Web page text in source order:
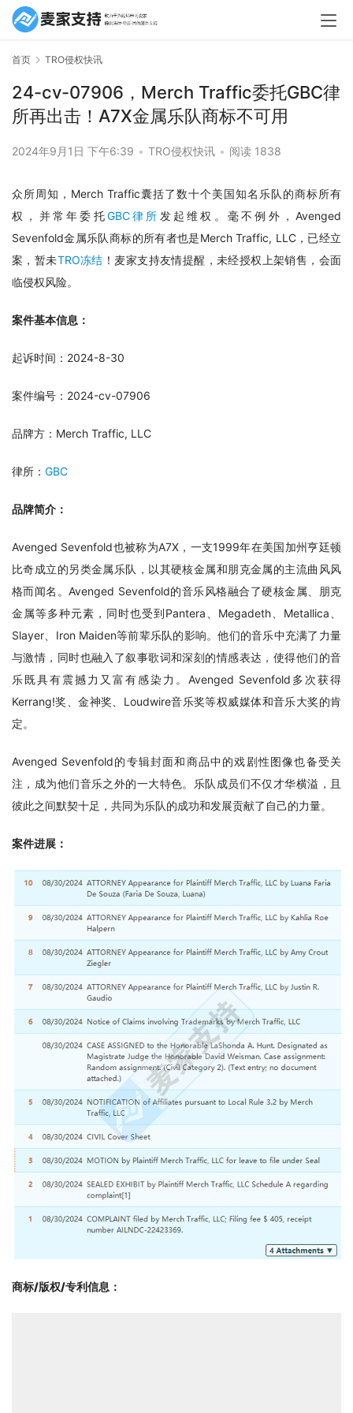
首页 TRO侵权快讯
24-cv-07906，Merch Traffic委托GBC律
所再出击！A7X金属乐队商标不可用
2024年9月1日 下午6:39 • TRO侵权快讯 • 阅读 1838
众所周知，Merch Traffic囊括了数十个美国知名乐队的商标所有
权，并常年委托GBC律所 发起维权。毫不例外，Avenged
Sevenfold金属乐队商标的所有者也是Merch Traffic, LLC，已经立
案，暂未TRO冻结 ！麦家支持友情提醒，未经授权上架销售，会面
临侵权风险。
案件基本信息：
起诉时间：2024-8-30
案件编号：2024-cv-07906
品牌方：Merch Traffic, LLC
律所： GBC
品牌简介：
Avenged Sevenfold也被称为A7X，一支1999年在美国加州亨廷顿
比奇成立的另类金属乐队，以其硬核金属和朋克金属的主流曲风风
格而闻名。Avenged Sevenfold的音乐风格融合了硬核金属、朋克
金属等多种元素，同时也受到Pantera、Megadeth、Metallica、
Slayer、Iron Maiden等前辈乐队的影响。他们的音乐中充满了力量
与激情，同时也融入了叙事歌词和深刻的情感表达，使得他们的音
乐既具有震撼力又富有感染力。Avenged Sevenfold多次获得
Kerrang!奖、金神奖、Loudwire音乐奖等权威媒体和音乐大奖的肯
定。
Avenged Sevenfold的专辑封面和商品中的戏剧性图像也备受关
注，成为他们音乐之外的一大特色。乐队成员们不仅才华横溢，且
彼此之间默契十足，共同为乐队的成功和发展贡献了自己的力量。
案件进展：
商标/版权/专利信息 ：